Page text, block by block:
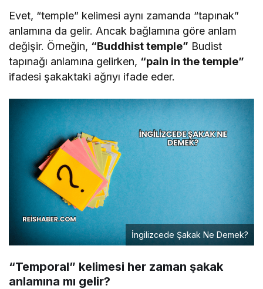
Evet, “temple” kelimesi aynı zamanda “tapınak”
anlamına da gelir. Ancak bağlamına göre anlam
değişir. Örneğin, “Buddhist temple” Budist
tapınağı anlamına gelirken, “pain in the temple”
ifadesi şakaktaki ağrıyı ifade eder.
İngilizcede Şakak Ne Demek?
“Temporal” kelimesi her zaman şakak
anlamına mı gelir?